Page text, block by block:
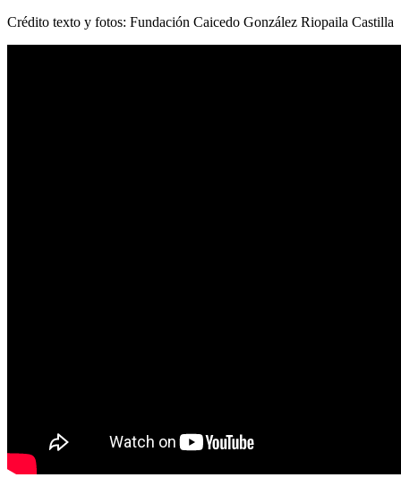
Crédito texto y fotos: Fundación Caicedo González Riopaila Castilla